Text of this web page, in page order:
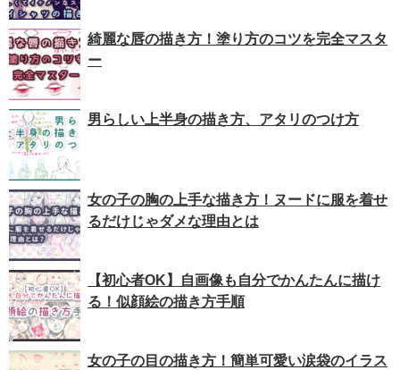
綺麗な唇の描き方！塗り方のコツを完全マスタ
ー
男らしい上半身の描き方、アタリのつけ方
女の子の胸の上手な描き方！ヌードに服を着せ
るだけじゃダメな理由とは
【初心者OK】自画像も自分でかんたんに描け
る！似顔絵の描き方手順
女の子の目の描き方！簡単可愛い涙袋のイラス